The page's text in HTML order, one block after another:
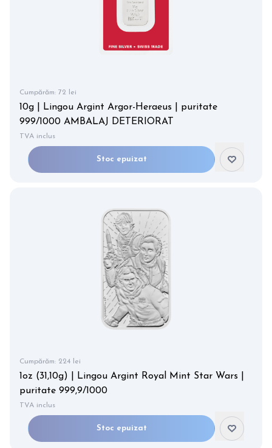
Cumpărăm: 72 lei
10g | Lingou Argint Argor-Heraeus | puritate
999/1000 AMBALAJ DETERIORAT
TVA inclus
Stoc epuizat
Cumpărăm: 224 lei
1oz (31,10g) | Lingou Argint Royal Mint Star Wars |
puritate 999,9/1000
TVA inclus
Stoc epuizat